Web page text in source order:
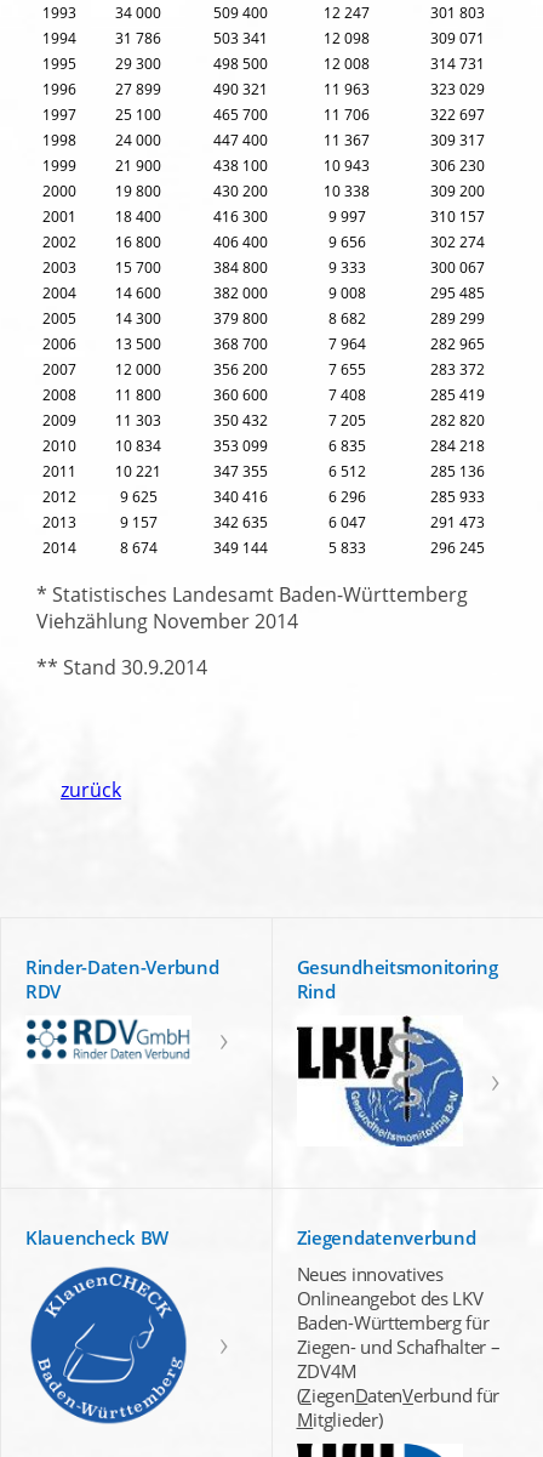
1993
34 000 509 400 12 247
301 803
1994
31 786 503 341 12 098
309 071
1995
29 300 498 500 12 008
314 731
1996
27 899 490 321 11 963
323 029
1997
25 100 465 700 11 706
322 697
1998
24 000 447 400 11 367
309 317
1999
21 900 438 100 10 943
306 230
2000
19 800 430 200 10 338
309 200
2001
18 400 416 300 9 997
310 157
2002
16 800 406 400 9 656
302 274
2003
15 700 384 800 9 333
300 067
2004
14 600 382 000 9 008
295 485
2005
14 300 379 800 8 682
289 299
2006
13 500 368 700 7 964
282 965
2007
12 000 356 200 7 655
283 372
2008
11 800 360 600 7 408
285 419
2009
11 303 350 432 7 205
282 820
2010
10 834 353 099 6 835
284 218
2011
10 221 347 355 6 512
285 136
2012
9 625 340 416 6 296
285 933
2013
9 157 342 635 6 047
291 473
2014
8 674 349 144 5 833 296 245
* Statistisches Landesamt Baden-Württemberg
Viehzählung November 2014
** Stand 30.9.2014
zurück
Rinder-Daten-Verbund
RDV
Gesundheitsmonitoring
Rind
Klauencheck BW
Ziegendatenverbund
Neues innovatives
Onlineangebot des LKV
Baden-Württemberg für
Ziegen- und Schafhalter –
ZDV4M
(ZiegenDatenVerbund für
Mitglieder)